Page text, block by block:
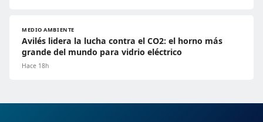
MEDIO AMBIENTE
Avilés lidera la lucha contra el CO2: el horno más
grande del mundo para vidrio eléctrico
Hace 18h